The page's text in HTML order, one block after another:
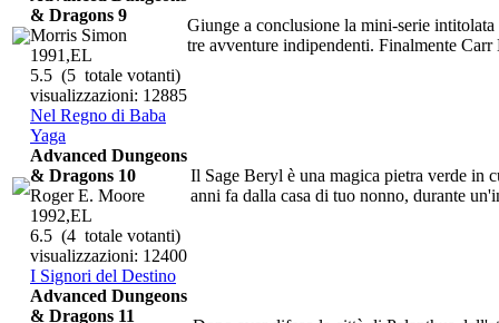
Giunge a conclusione la mini-serie
tre avventure indipendenti. Finalmente
& Dragons 9
Morris Simon
1991,EL
5.5 (5 totale votanti)
visualizzazioni: 12885
Nel Regno di Baba
Yaga
Il Sage Beryl è una magica pietra verde in
anni fa dalla casa di tuo nonno, durante
Advanced Dungeons
& Dragons 10
Roger E. Moore
1992,EL
6.5 (4 totale votanti)
visualizzazioni: 12400
I Signori del Destino
Advanced Dungeons
& Dragons 11